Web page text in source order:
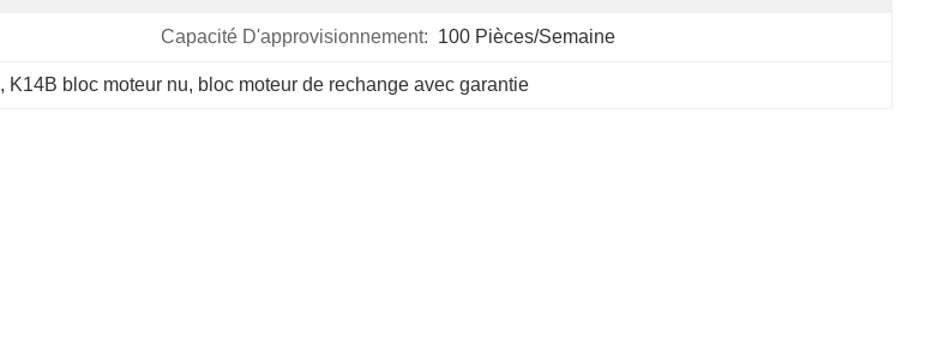
Capacité D'approvisionnement: 100 Pièces/semaine
, K14B bloc moteur nu, bloc moteur de rechange avec garantie